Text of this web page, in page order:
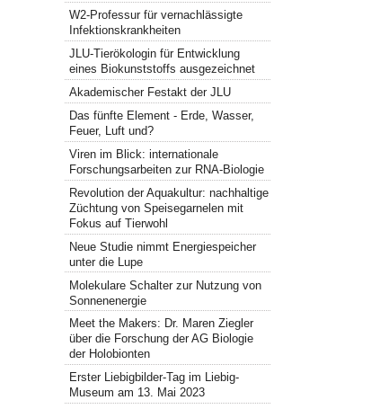
W2-Professur für vernachlässigte
Infektionskrankheiten
JLU-Tierökologin für Entwicklung
eines Biokunststoffs ausgezeichnet
Akademischer Festakt der JLU
Das fünfte Element - Erde, Wasser,
Feuer, Luft und?
Viren im Blick: internationale
Forschungsarbeiten zur RNA-Biologie
Revolution der Aquakultur: nachhaltige
Züchtung von Speisegarnelen mit
Fokus auf Tierwohl
Neue Studie nimmt Energiespeicher
unter die Lupe
Molekulare Schalter zur Nutzung von
Sonnenenergie
Meet the Makers: Dr. Maren Ziegler
über die Forschung der AG Biologie
der Holobionten
Erster Liebigbilder-Tag im Liebig-
Museum am 13. Mai 2023